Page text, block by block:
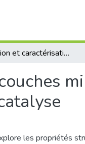
Elaboration et caractérisation des couches minces de TiO2 dopées par l'azote pour application en photo-catalyse
les propriétés